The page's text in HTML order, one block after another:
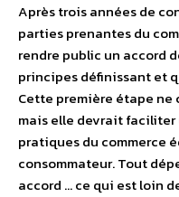
Après trois années de
parties prenantes du
rendre public un accord
principes définissant et
Cette première étape ne
mais elle devrait
pratiques du commerce
consommateur. Tout
accord … ce qui est loin